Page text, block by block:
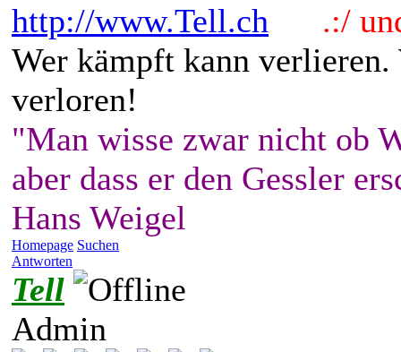
http://www.Tell.ch
.:/
Wer kämpft kann
verloren!
"Man wisse zwar nicht ob
aber dass er den Gessler
Hans Weigel
Homepage Suchen
Antworten
Tell
Admin